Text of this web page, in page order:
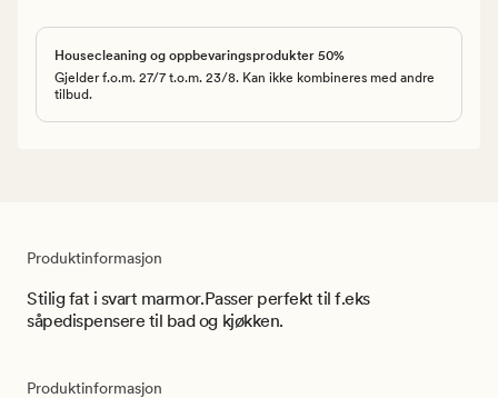
Housecleaning og oppbevaringsprodukter 50%
Gjelder f.o.m. 27/7 t.o.m. 23/8. Kan ikke kombineres med andre
tilbud.
Produktinformasjon
Stilig fat i svart marmor.Passer perfekt til f.eks
såpedispensere til bad og kjøkken.
Produktinformasjon